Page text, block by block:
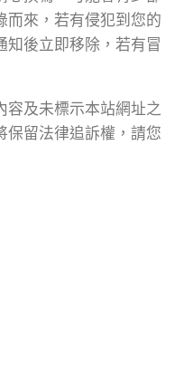
而來，若有侵犯到您的
知後立即移除，若有冒
容及未標示本站網址之
保留法律追訴權，請您